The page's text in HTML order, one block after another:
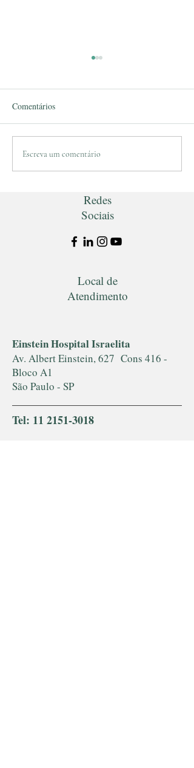
Reportagem sobre repelentes
contra carrapatos
Comentários
Escreva um comentário
Redes
Sociais
Local de
Atendimento
Einstein Hospital Israelita
Av. Albert Einstein, 627 Cons 416 -
Bloco A1
São Paulo - SP
Tel: 11 2151-3018